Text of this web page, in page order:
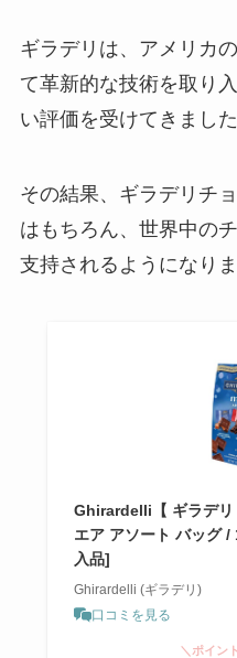
ギラデリは、アメリカ
て革新的な技術を取り
い評価を受けてきました
その結果、ギラデリチ
はもちろん、世界中の
支持されるようになりま
Ghirardelli【 ギラデリ
エア アソート バッグ
入品]
Ghirardelli (ギラデリ)
口コミを見る
＼ポイン